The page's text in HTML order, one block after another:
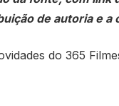
de autoria e a
do 365